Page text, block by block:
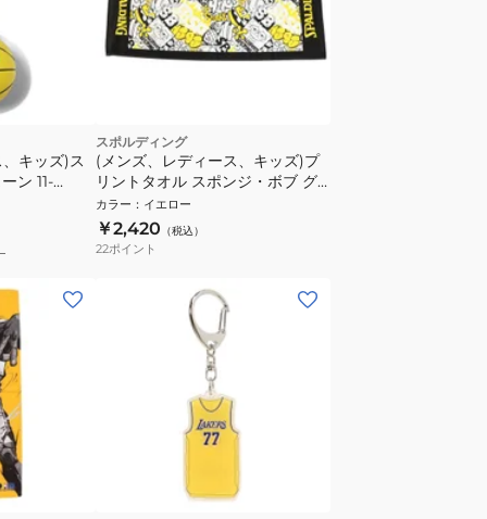
キッズ)ス
ン 11-
スポルディング
(メンズ、レディース、キッズ)プ
リントタオル スポンジ・ボブ グ
ラフィティ イエロー SAT211320
カラー ： イエロー
￥2,420 （税込）
22ポイント